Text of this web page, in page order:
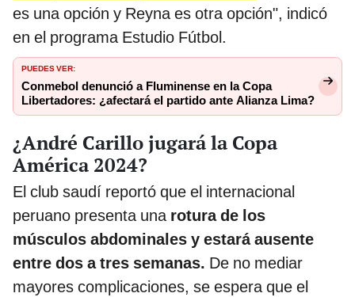
es una opción y Reyna es otra opción", indicó
en el programa Estudio Fútbol.
PUEDES VER:
Conmebol denunció a Fluminense en la Copa
Libertadores: ¿afectará el partido ante Alianza Lima?
¿André Carillo jugará la Copa
América 2024?
El club saudí reportó que el internacional
peruano presenta una rotura de los
músculos abdominales y estará ausente
entre dos a tres semanas. De no mediar
mayores complicaciones, se espera que el